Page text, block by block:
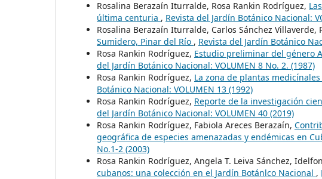
Rosalina Berazaín Iturralde, Rosa Rankin Rodríguez,
última centuria , Revista del Jardín Botánico Nacional:
Rosalina Berazaín Iturralde, Carlos Sánchez Villaverde,
Sumidero, Pinar del Río , Revista del Jardín Botánico
Rosa Rankin Rodríguez, Estudio preliminar del género
del Jardín Botánico Nacional: VOLUMEN 8 No. 2. (1987)
Rosa Rankin Rodríguez, La zona de plantas
Botánico Nacional: VOLUMEN 13 (1992)
Rosa Rankin Rodríguez, Reporte de la investigación
del Jardín Botánico Nacional: VOLUMEN 40 (2019)
Rosa Rankin Rodríguez, Fabiola Areces Berazaín,
geográfica de especies amenazadas y endémicas en
No.1-2 (2003)
Rosa Rankin Rodríguez, Angela T. Leiva Sánchez,
cubanos: una colección en el Jardín Botánlco Nacional ,